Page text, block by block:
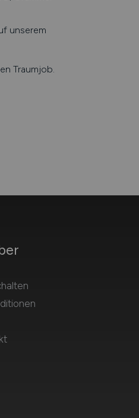
unserem
Traumjob.